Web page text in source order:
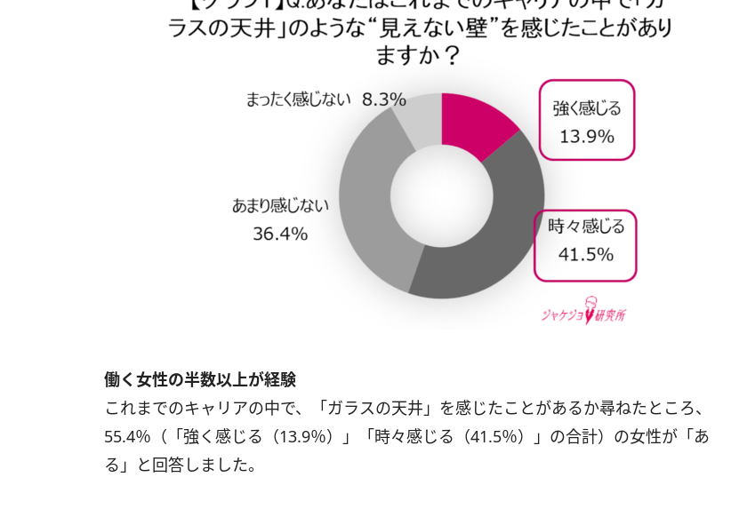
働く女性の半数以上が経験
これまでのキャリアの中で、「ガラスの天井」を感じたことがあるか尋ねたところ、
55.4％（「強く感じる（13.9％）」「時々感じる（41.5％）」の合計）の女性が「あ
る」と回答しました。